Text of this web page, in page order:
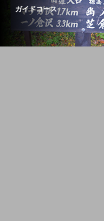
ガイドコース